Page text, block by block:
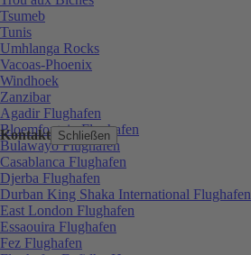
Kontakt Schließen
Tsumeb
Tunis
Umhlanga Rocks
Vacoas-Phoenix
Windhoek
Zanzibar
Agadir Flughafen
Bloemfontein Flughafen
Bulawayo Flughafen
Casablanca Flughafen
Djerba Flughafen
Durban King Shaka International Flughafen
East London Flughafen
Essaouira Flughafen
Fez Flughafen